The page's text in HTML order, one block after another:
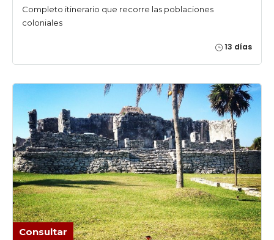
Completo itinerario que recorre las poblaciones
coloniales
13 días
Consultar